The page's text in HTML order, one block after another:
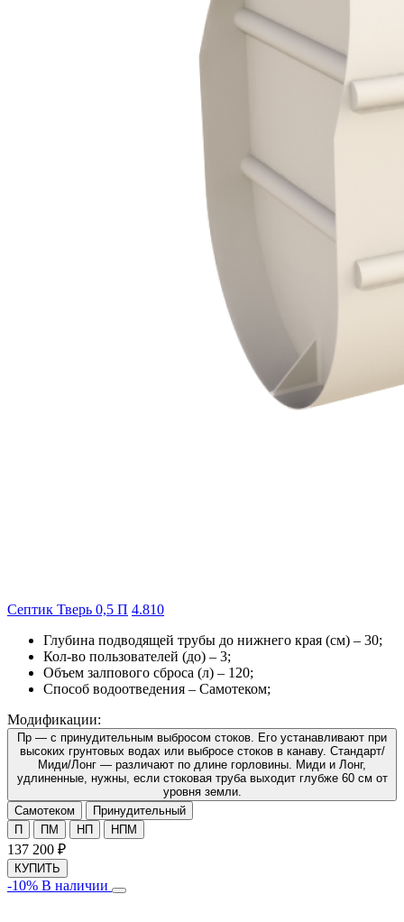
Септик Тверь 0,5 П 4.810
Глубина подводящей трубы до нижнего края (см) – 30;
Кол-во пользователей (до) – 3;
Объем залпового сброса (л) – 120;
Способ водоотведения – Самотеком;
Модификации:
Пр — с принудительным выбросом стоков. Его устанавливают при
высоких грунтовых водах или выбросе стоков в канаву. Стандарт/
Миди/Лонг — различают по длине горловины. Миди и Лонг,
удлиненные, нужны, если стоковая труба выходит глубже 60 см от
уровня земли.
Самотеком
Принудительный
П
ПМ НП НПМ
137 200 ₽
КУПИТЬ
-10% В наличии